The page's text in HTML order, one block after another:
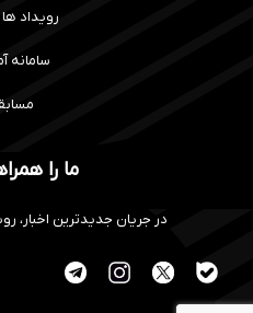
رویداد
سامانه
ما را
در جریان جدیدترین اخبار،